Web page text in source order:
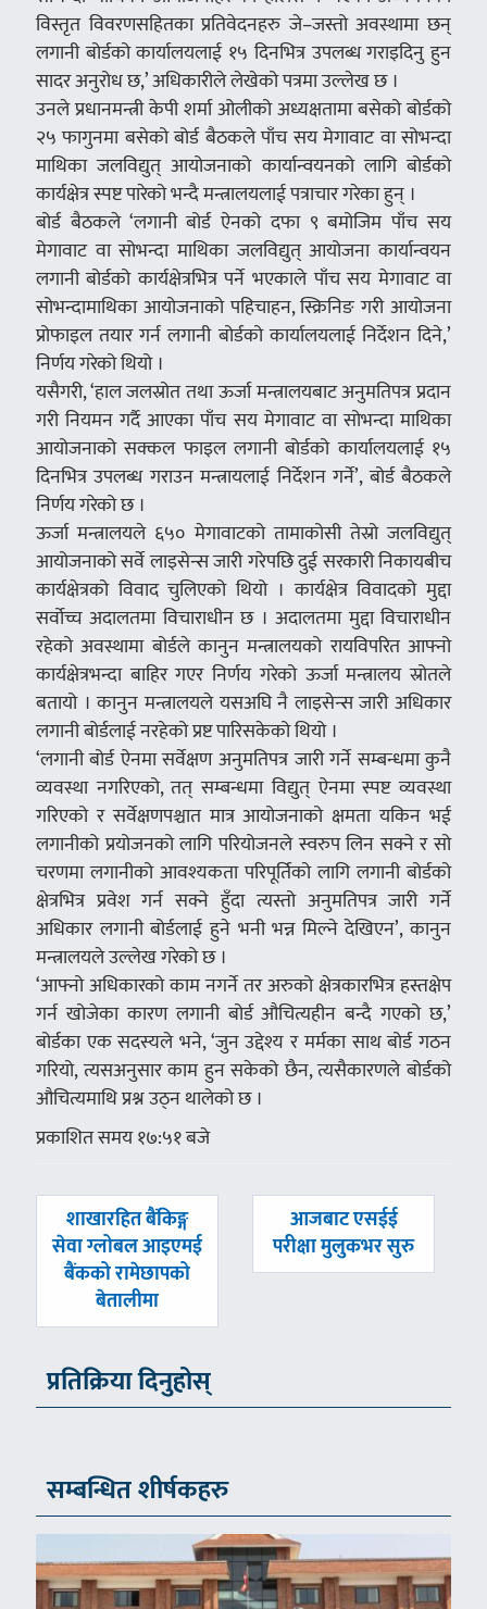
विस्तृत विवरणसहितका प्रतिवेदनहरु जे–जस्तो अवस्थामा छन्
लगानी बोर्डको कार्यालयलाई १५ दिनभित्र उपलब्ध गराइदिनु हुन
सादर अनुरोध छ,’ अधिकारीले लेखेको पत्रमा उल्लेख छ ।
उनले प्रधानमन्त्री केपी शर्मा ओलीको अध्यक्षतामा बसेको बोर्डको
२५ फागुनमा बसेको बोर्ड बैठकले पाँच सय मेगावाट वा सोभन्दा
माथिका जलविद्युत् आयोजनाको कार्यान्वयनको लागि बोर्डको
कार्यक्षेत्र स्पष्ट पारेको भन्दै मन्त्रालयलाई पत्राचार गरेका हुन् ।
बोर्ड बैठकले ‘लगानी बोर्ड ऐनको दफा ९ बमोजिम पाँच सय
मेगावाट वा सोभन्दा माथिका जलविद्युत् आयोजना कार्यान्वयन
लगानी बोर्डको कार्यक्षेत्रभित्र पर्ने भएकाले पाँच सय मेगावाट वा
सोभन्दामाथिका आयोजनाको पहिचाहन, स्क्रिनिङ गरी आयोजना
प्रोफाइल तयार गर्न लगानी बोर्डको कार्यालयलाई निर्देशन दिने,’
निर्णय गरेको थियो ।
यसैगरी, ‘हाल जलस्रोत तथा ऊर्जा मन्त्रालयबाट अनुमतिपत्र प्रदान
गरी नियमन गर्दै आएका पाँच सय मेगावाट वा सोभन्दा माथिका
आयोजनाको सक्कल फाइल लगानी बोर्डको कार्यालयलाई १५
दिनभित्र उपलब्ध गराउन मन्त्रायलाई निर्देशन गर्ने’, बोर्ड बैठकले
निर्णय गरेको छ ।
ऊर्जा मन्त्रालयले ६५० मेगावाटको तामाकोसी तेस्रो जलविद्युत्
आयोजनाको सर्वे लाइसेन्स जारी गरेपछि दुई सरकारी निकायबीच
कार्यक्षेत्रको विवाद चुलिएको थियो । कार्यक्षेत्र विवादको मुद्दा
सर्वोच्च अदालतमा विचाराधीन छ । अदालतमा मुद्दा विचाराधीन
रहेको अवस्थामा बोर्डले कानुन मन्त्रालयको रायविपरित आफ्नो
कार्यक्षेत्रभन्दा बाहिर गएर निर्णय गरेको ऊर्जा मन्त्रालय स्रोतले
बतायो । कानुन मन्त्रालयले यसअघि नै लाइसेन्स जारी अधिकार
लगानी बोर्डलाई नरहेको प्रष्ट पारिसकेको थियो ।
‘लगानी बोर्ड ऐनमा सर्वेक्षण अनुमतिपत्र जारी गर्ने सम्बन्धमा कुनै
व्यवस्था नगरिएको, तत् सम्बन्धमा विद्युत् ऐनमा स्पष्ट व्यवस्था
गरिएको र सर्वेक्षणपश्चात मात्र आयोजनाको क्षमता यकिन भई
लगानीको प्रयोजनको लागि परियोजनले स्वरुप लिन सक्ने र सो
चरणमा लगानीको आवश्यकता परिपूर्तिको लागि लगानी बोर्डको
क्षेत्रभित्र प्रवेश गर्न सक्ने हुँदा त्यस्तो अनुमतिपत्र जारी गर्ने
अधिकार लगानी बोर्डलाई हुने भनी भन्न मिल्ने देखिएन’, कानुन
मन्त्रालयले उल्लेख गरेको छ ।
‘आफ्नो अधिकारको काम नगर्ने तर अरुको क्षेत्रकारभित्र हस्तक्षेप
गर्न खोजेका कारण लगानी बोर्ड औचित्यहीन बन्दै गएको छ,’
बोर्डका एक सदस्यले भने, ‘जुन उद्देश्य र मर्मका साथ बोर्ड गठन
गरियो, त्यसअनुसार काम हुन सकेको छैन, त्यसैकारणले बोर्डको
औचित्यमाथि प्रश्न उठ्न थालेको छ ।
प्रकाशित समय १७:५१ बजे
पछिल्लाे
-
शाखारहित बैंकिङ्ग
सेवा ग्लोबल आइएमई
बैंकको रामेछापको
बेतालीमा
अघिल्लाे
-
आजबाट एसईई
परीक्षा मुलुकभर सुरु
प्रतिक्रिया दिनुहोस्
सम्बन्धित शीर्षकहरु